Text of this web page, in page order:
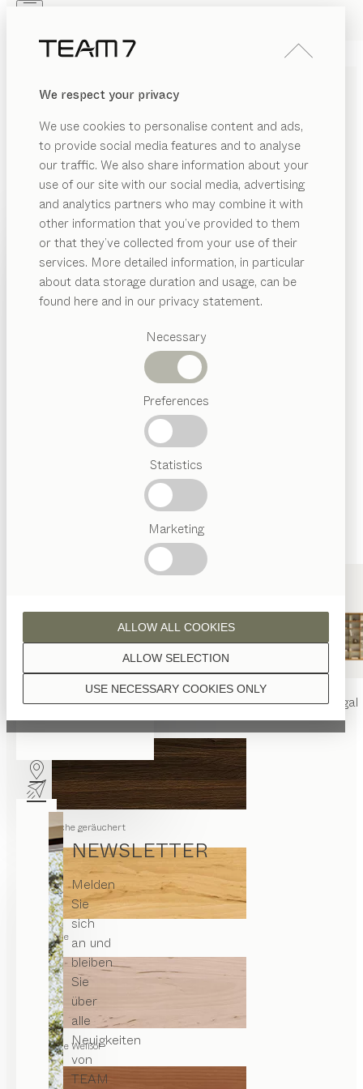
We respect your privacy
We use cookies to personalise content and ads,
to provide social media features and to analyse
our traffic. We also share information about your
use of our site with our social media, advertising
and analytics partners who may combine it with
other information that you’ve provided to them
or that they’ve collected from your use of their
services. More detailed information, in particular
about data storage duration and usage, can be
found here and in our privacy statement.
Necessary
Preferences
Statistics
Marketing
USE NECESSARY COOKIES ONLY
ALLOW SELECTION
ALLOW ALL COOKIES
PRODUKTE
INSPIRATION
HÄNDLER
Vorgeschlagene
Kategorien
Österreichisches
Handwerk
nyaTisch nyaStuhl filignoRegal
NEWSLETTER
Melden
Sie
sich
an und
bleiben
Sie
über
alle
Neuigkeiten
von
TEAM
PRODUKTE
INSPIRATION
ÜBER UNS
sesamKOMMODE
von Karl Auer
Design und Material ergeben bei unserer sesam
Kommode eine ruhige Ästhetik, die von
Handwerklichkeit und der warmen, entspannenden
Anmutung von Holz geprägt ist. Ein stiller Begleiter im
Ensemble aus sesam Bett und Nachttisch.
HÄNDLER FINDEN
Wenn nicht anders angeführt, werden alle
Holzoberflächen mit reinem Naturöl veredelt.
Eiche
Eiche Weißöl
Eiche geräuchert
Erle
Erle Weißöl